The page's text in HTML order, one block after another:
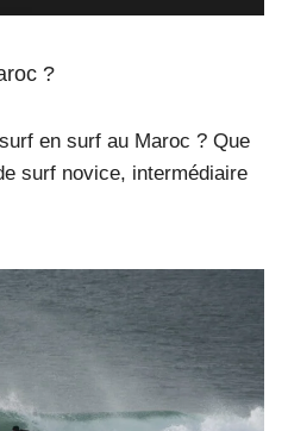
?
en surf au Maroc ? Que
surf novice, intermédiaire